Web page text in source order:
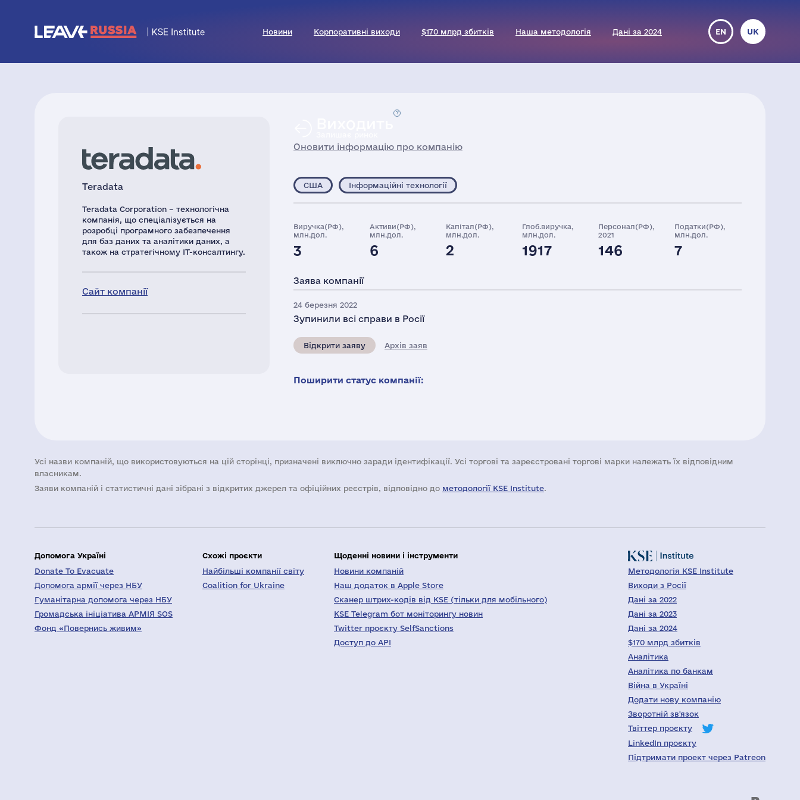
Новини Корпоративні виходи $170 млрд збитків Наша методологія Дані за 2024 EN UK
Teradata
Teradata Corporation – технологічна
компанія, що спеціалізується на
розробці програмного забезпечення
для баз даних та аналітики даних, а
також на стратегічному ІТ-консалтингу.
Сайт компанії
Оновити інформацію про компанію
США Інформаційні технології
Виручка(РФ),
млн.дол.
3
Активи(РФ),
млн.дол.
6
Капітал(РФ),
млн.дол.
2
Глоб.виручка,
млн.дол.
1917
Персонал(РФ),
2021
146
Податки(РФ),
млн.дол.
7
Заява компанії
24 березня 2022
Зупинили всі справи в Росії
Відкрити заяву Архів заяв
Поширити статус компанії:
Усі назви компаній, що використовуються на цій сторінці, призначені виключно заради ідентифікації. Усі торгові та зареєстровані торгові марки належать їх відповідним
власникам.
Заяви компаній i статистичні дані зібрані з відкритих джерел та офіційних реєстрів, відповідно до методології KSE Institute.
Допомога Україні
Donate To Evacuate
Допомога армії через НБУ
Гуманітарна допомога через НБУ
Громадська ініціатива АРМІЯ SOS
Фонд «Повернись живим»
Схожі проєкти
Найбільші компанії світу
Coalition for Ukraine
Щоденні новини і інструменти
Новини компаній
Наш додаток в Apple Store
Сканер штрих-кодів від KSE (тільки для мобільного)
KSE Telegram бот моніторингу новин
Twitter проєкту SelfSanctions
Доступ до API
Методологія KSE Institute
Виходи з Росії
Дані за 2022
Дані за 2023
Дані за 2024
$170 млрд збитків
Аналітика
Аналітика по банкам
Війна в Україні
Додати нову компанію
Зворотній зв'язок
Твіттер проєкту
LinkedIn проєкту
Підтримати проект через Patreon